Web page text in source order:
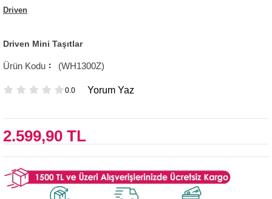
Driven
Driven Mini Taşıtlar
(WH1300Z)
0.0 Yorum Yaz
2.599,90 TL